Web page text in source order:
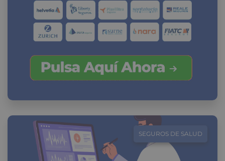
SEGUROS DE SALUD